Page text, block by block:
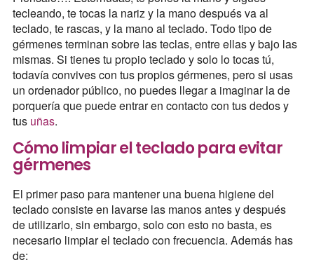
tecleando, te tocas la nariz y la mano después va al
teclado, te rascas, y la mano al teclado. Todo tipo de
gérmenes terminan sobre las teclas, entre ellas y bajo las
mismas. Si tienes tu propio teclado y solo lo tocas tú,
todavía convives con tus propios gérmenes, pero si usas
un ordenador público, no puedes llegar a imaginar la de
porquería que puede entrar en contacto con tus dedos y
tus uñas.
Cómo limpiar el teclado para evitar
gérmenes
El primer paso para mantener una buena higiene del
teclado consiste en lavarse las manos antes y después
de utilizarlo, sin embargo, solo con esto no basta, es
necesario limpiar el teclado con frecuencia. Además has
de: